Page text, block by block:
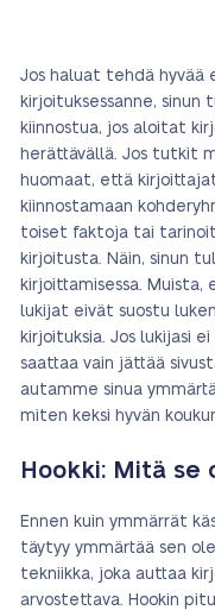
Jos haluat tehdä hyvää
kirjoituksessanne, sinun
kiinnostua, jos aloitat
herättävällä. Jos tutkit
huomaat, että
kiinnostamaan
toiset faktoja tai
kirjoitusta. Näin, sinun
kirjoittamisessa.
lukijat eivät suostu
kirjoituksia. Jos lukijasi
saattaa vain jättää
autamme sinua
miten keksi hyvän
Hookki: Mitä se
Ennen kuin ymmärrät
täytyy ymmärtää sen
tekniikka, joka auttaa
arvostettava. Hookin